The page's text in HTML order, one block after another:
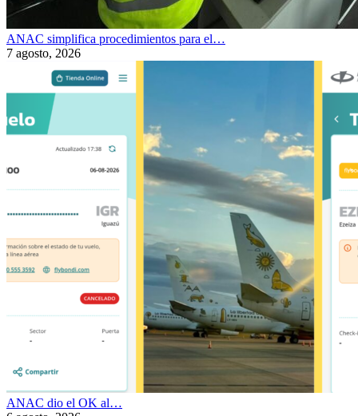
ANAC simplifica procedimientos para el…
7 agosto, 2026
ANAC dio el OK al…